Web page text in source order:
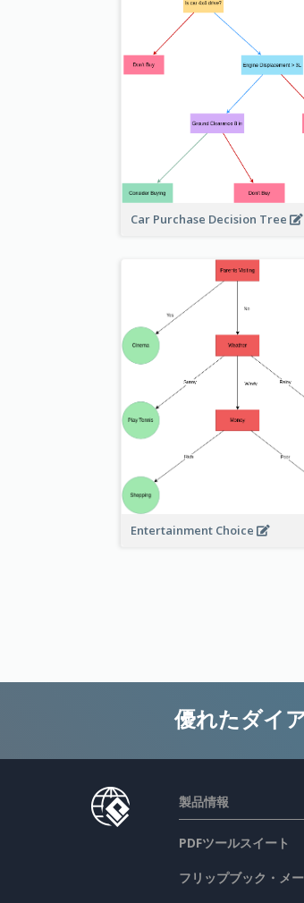
Car Purchase Decision Tree
Entertainment Choice
優れたダイ
製品情報
PDFツールスイート
フリップブック・メ